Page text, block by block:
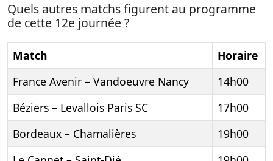
Quels autres matchs figurent au programme
de cette 12e journée ?
Match
Horaire
France Avenir – Vandoeuvre Nancy
14h00
Béziers – Levallois Paris SC
17h00
Bordeaux – Chamalières
19h00